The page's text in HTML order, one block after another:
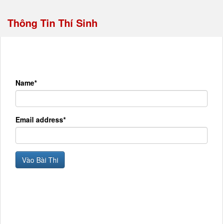
Thông Tin Thí Sinh
Name*
Email address*
Vào Bài Thi